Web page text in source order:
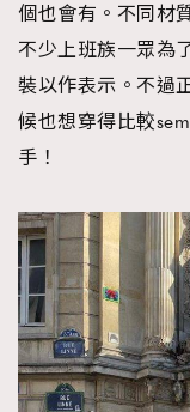
個也會有。不同材
不少上班族一眾為
裝以作表示。不過
候也想穿得比較
手！